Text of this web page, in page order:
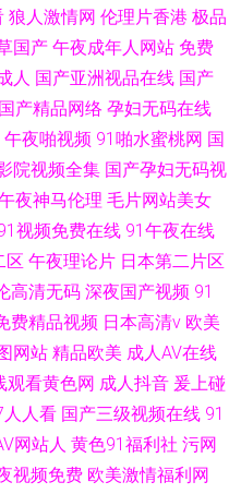
狼人激情网 伦理片香港 极品
国产 午夜成年人网站 免费
人 国产亚洲视品在线 国产
国产精品网络 孕妇无码在线
午夜啪视频 91啪水蜜桃网 国
院视频全集 国产孕妇无码视
夜神马伦理 毛片网站美女
视频免费在线 91午夜在线
区 午夜理论片 日本第二片区
高清无码 深夜国产视频 91
费精品视频 日本高清v 欧美
网站 精品欧美 成人AV在线
观看黄色网 成人抖音 爰上碰
人人看 国产三级视频在线 91
网站人 黄色91福利社 污网
视频免费 欧美激情福利网